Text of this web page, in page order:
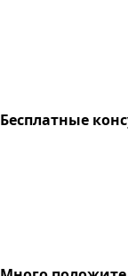
Бесплатные